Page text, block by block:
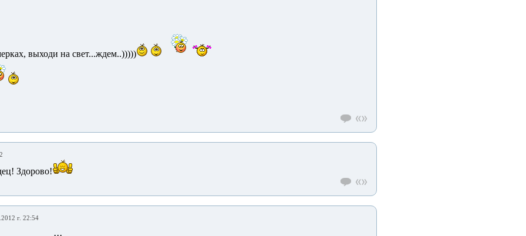
выходи на свет...ждем..)))))
Здорово!
г. 22:54